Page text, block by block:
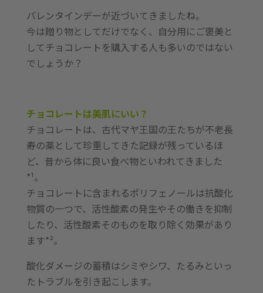
バレンタインデーが近づいてきましたね。
今は贈り物としてだけでなく、自分用にご褒美と
してチョコレートを購入する人も多いのではない
でしょうか？
チョコレートは美肌にいい？
チョコレートは、古代マヤ王国の王たちが不老長
寿の薬として珍重してきた記録が残っているほ
ど、昔から体に良い食べ物といわれてきました
*¹。
チョコレートに含まれるポリフェノールは抗酸化
物質の一つで、活性酸素の発生やその働きを抑制
したり、活性酸素そのものを取り除く効果があり
ます*²。
酸化ダメージの蓄積はシミやシワ、たるみといっ
たトラブルを引き起こします。